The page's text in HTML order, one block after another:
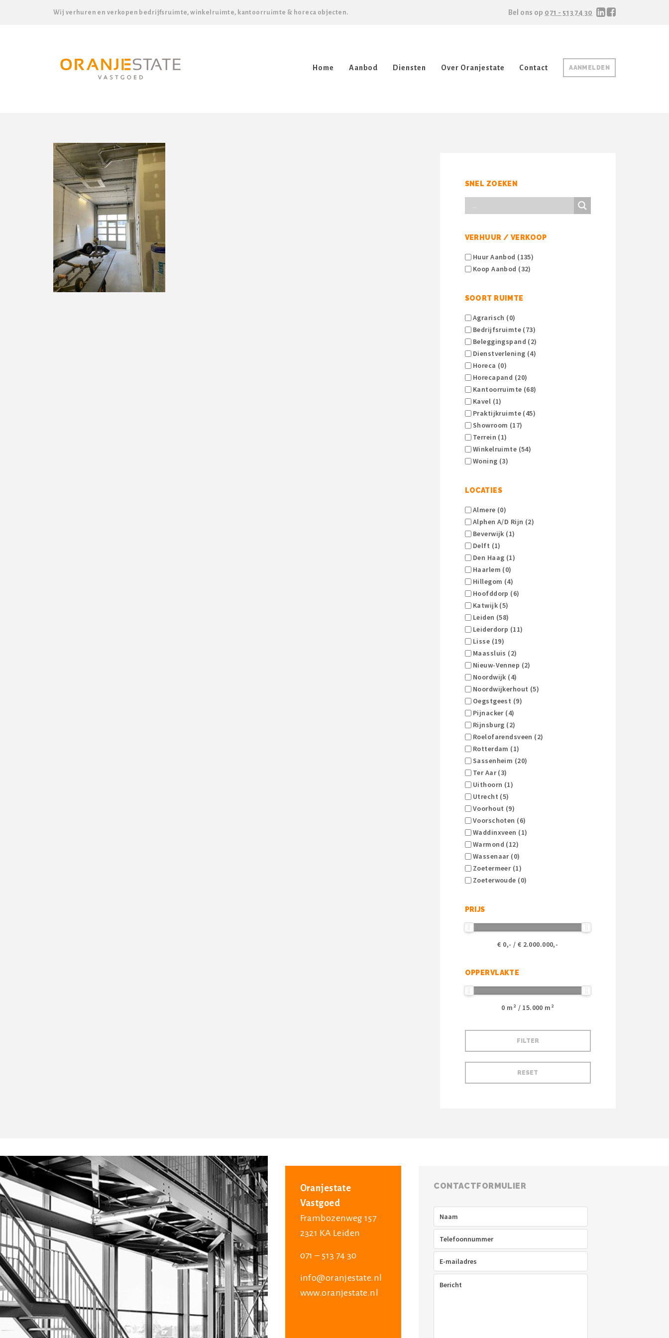
Wij verhuren en verkopen bedrijfsruimte, winkelruimte, kantoorruimte & horeca objecten. Bel ons op 071 - 513 74 30
AANMELDEN
Home Aanbod Diensten Over Oranjestate Contact
SNEL ZOEKEN
VERHUUR / VERKOOP
Huur Aanbod (135)
Koop Aanbod (32)
SOORT RUIMTE
Agrarisch (0)
Bedrijfsruimte (73)
Beleggingspand (2)
Dienstverlening (4)
Horeca (0)
Horecapand (20)
Kantoorruimte (68)
Kavel (1)
Praktijkruimte (45)
Showroom (17)
Terrein (1)
Winkelruimte (54)
Woning (3)
LOCATIES
Almere (0)
Alphen A/d Rijn (2)
Beverwijk (1)
Delft (1)
Den Haag (1)
Haarlem (0)
Hillegom (4)
Hoofddorp (6)
Katwijk (5)
Leiden (58)
Leiderdorp (11)
Lisse (19)
Maassluis (2)
Nieuw-Vennep (2)
Noordwijk (4)
Noordwijkerhout (5)
Oegstgeest (9)
Pijnacker (4)
Rijnsburg (2)
Roelofarendsveen (2)
Rotterdam (1)
Sassenheim (20)
Ter Aar (3)
Uithoorn (1)
Utrecht (5)
Voorhout (9)
Voorschoten (6)
Waddinxveen (1)
Warmond (12)
Wassenaar (0)
Zoetermeer (1)
Zoeterwoude (0)
PRIJS
€ 0,- / € 2.000.000,-
OPPERVLAKTE
0 m² / 15.000 m²
Oranjestate
Vastgoed
Frambozenweg 157
2321 KA Leiden
071 – 513 74 30
info@oranjestate.nl
www.oranjestate.nl
CONTACTFORMULIER
Telefoon
mailadres(Vereist)